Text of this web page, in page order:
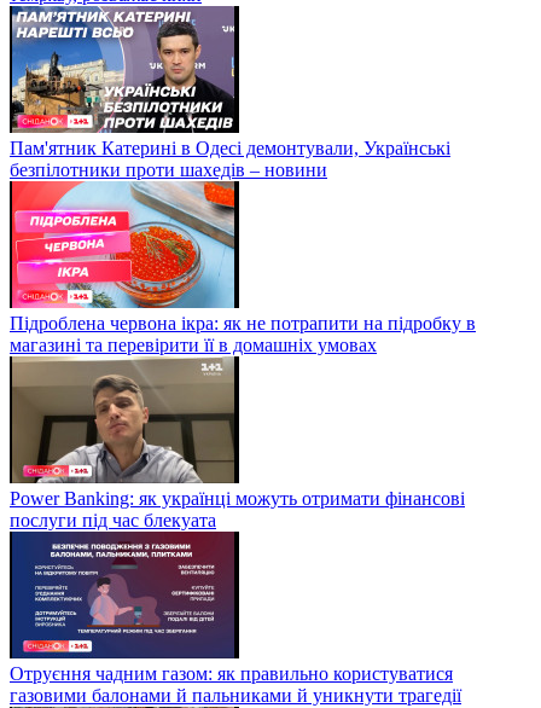
Пам'ятник Катерині в Одесі демонтували, Українські
безпілотники проти шахедів – новини
Підроблена червона ікра: як не потрапити на підробку в
магазині та перевірити її в домашніх умовах
Power Banking: як українці можуть отримати фінансові
послуги під час блекуата
Отруєння чадним газом: як правильно користуватися
газовими балонами й пальниками й уникнути трагедії